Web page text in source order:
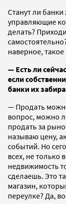
Станут ли
управляющие
делать?
наверное,
— Есть ли
если
банки их
— Продать
вопрос, можно
продать за
называю цену,
событий. Но
всех, не только
недвижимость
сделаешь. Это
магазин,
переулке? Да,